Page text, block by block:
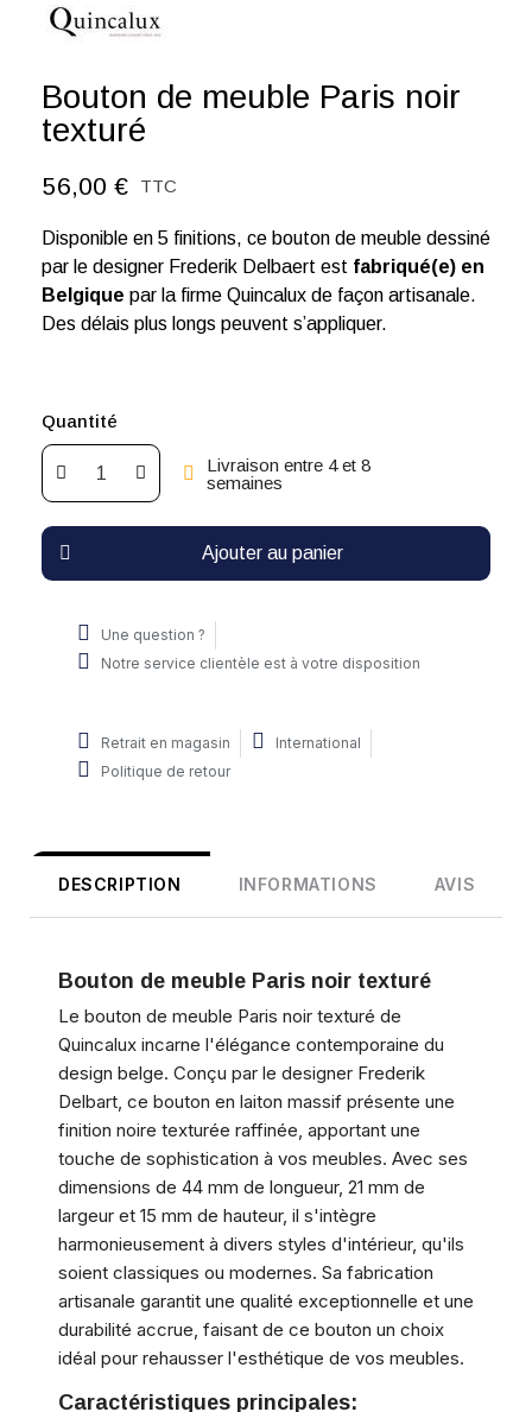
Bouton de meuble Paris noir
texturé
56,00 € TTC
Disponible en 5 finitions, ce bouton de meuble dessiné
par le designer Frederik Delbaert est fabriqué(e) en
Belgique par la firme Quincalux de façon artisanale.
Des délais plus longs peuvent s’appliquer.
Quantité
Livraison entre 4 et 8
semaines
Ajouter au panier
Une question ?
Notre service clientèle est à votre disposition
Retrait en magasin
International
Politique de retour
DESCRIPTION INFORMATIONS AVIS
Bouton de meuble Paris noir texturé
Le bouton de meuble Paris noir texturé de
Quincalux incarne l'élégance contemporaine du
design belge. Conçu par le designer Frederik
Delbart, ce bouton en laiton massif présente une
finition noire texturée raffinée, apportant une
touche de sophistication à vos meubles. Avec ses
dimensions de 44 mm de longueur, 21 mm de
largeur et 15 mm de hauteur, il s'intègre
harmonieusement à divers styles d'intérieur, qu'ils
soient classiques ou modernes. Sa fabrication
artisanale garantit une qualité exceptionnelle et une
durabilité accrue, faisant de ce bouton un choix
idéal pour rehausser l'esthétique de vos meubles.
Caractéristiques principales: